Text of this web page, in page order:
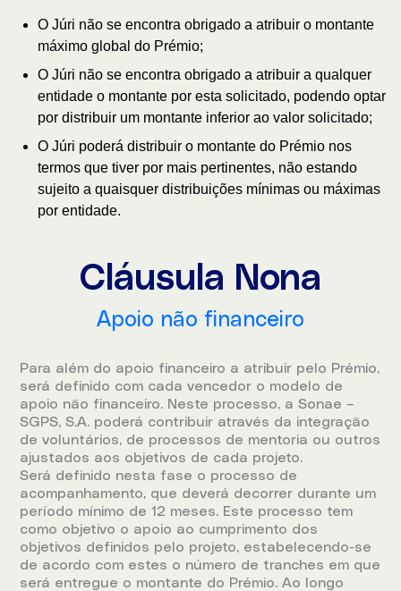
O Júri não se encontra obrigado a atribuir o montante
máximo global do Prémio;
O Júri não se encontra obrigado a atribuir a qualquer
entidade o montante por esta solicitado, podendo optar
por distribuir um montante inferior ao valor solicitado;
O Júri poderá distribuir o montante do Prémio nos
termos que tiver por mais pertinentes, não estando
sujeito a quaisquer distribuições mínimas ou máximas
por entidade.
Cláusula Nona
Apoio não financeiro
Para além do apoio financeiro a atribuir pelo Prémio,
será definido com cada vencedor o modelo de
apoio não financeiro. Neste processo, a Sonae –
SGPS, S.A. poderá contribuir através da integração
de voluntários, de processos de mentoria ou outros
ajustados aos objetivos de cada projeto.
Será definido nesta fase o processo de
acompanhamento, que deverá decorrer durante um
período mínimo de 12 meses. Este processo tem
como objetivo o apoio ao cumprimento dos
objetivos definidos pelo projeto, estabelecendo-se
de acordo com estes o número de tranches em que
será entregue o montante do Prémio. Ao longo